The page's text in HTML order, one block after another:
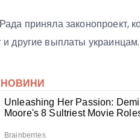
приняла законопроект,
другие выплаты украинцам.